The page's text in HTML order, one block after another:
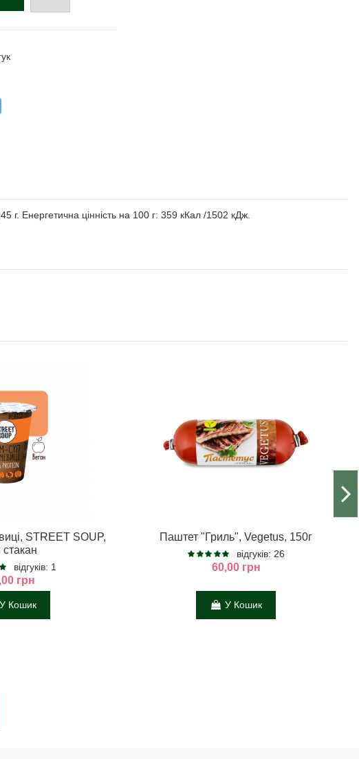
Енергетична цінність на 100 г: 359 кКал /1502 кДж.
STREET SOUP,
стакан
відгуків: 1
грн
У Кошик
Паштет "Гриль", Vegetus, 150г
відгуків: 26
60,00 грн
У Кошик